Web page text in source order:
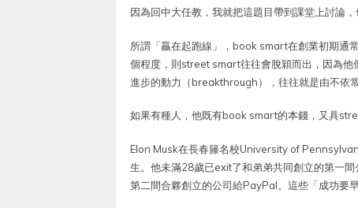
因為回中大任教，我就把這題目帶到課堂上討論，
所謂「贏在起跑線」，book smart在創業初期通
個程度，則street smart往往會脫穎而出，因為
進步的動力（breakthrough），往往就是由不依
如果有種人，他既有book smart的本錢，又具
Elon Musk在長春籐名校University of
生。他未滿28歲已exit了和弟弟共同創立的第一
第二間合夥創立的公司給PayPal。這些「成功要